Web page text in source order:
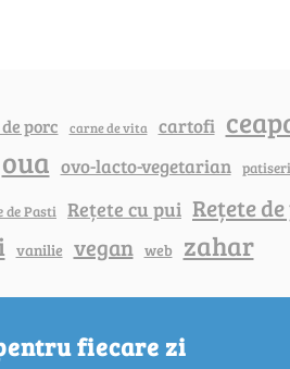
porc carne de vita cartofi
oua ovo-lacto-vegetarian
de Pasti Rețete cu pui Rețete
vanilie vegan web zahar
fiecare zi